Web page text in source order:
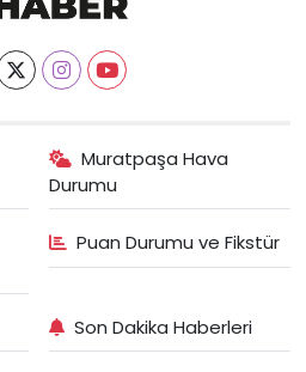
Muratpaşa Hava
Durumu
Puan Durumu ve Fikstür
Son Dakika Haberleri